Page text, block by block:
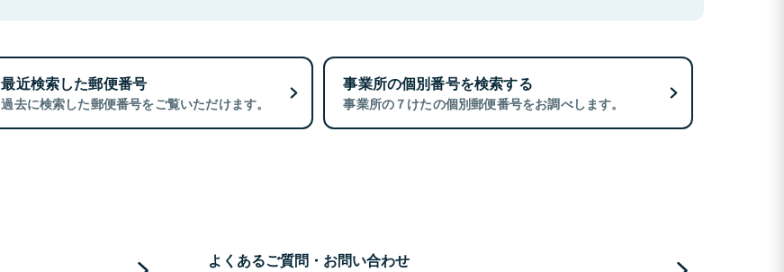
最近検索した郵便番号
過去に検索した郵便番号をご覧いただけます。
事業所の個別番号を検索する
事業所の７けたの個別郵便番号をお調べします。
よくあるご質問・お問い合わせ